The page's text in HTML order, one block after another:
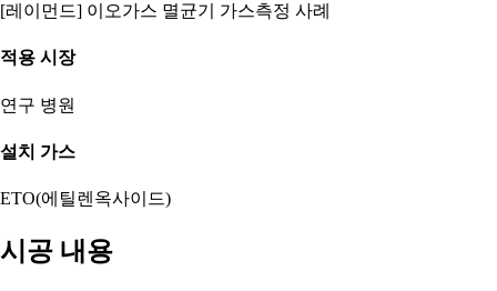
[레이먼드] 이오가스 멸균기 가스측정 사례
적용 시장
연구 병원
설치 가스
ETO(에틸렌옥사이드)
시공 내용